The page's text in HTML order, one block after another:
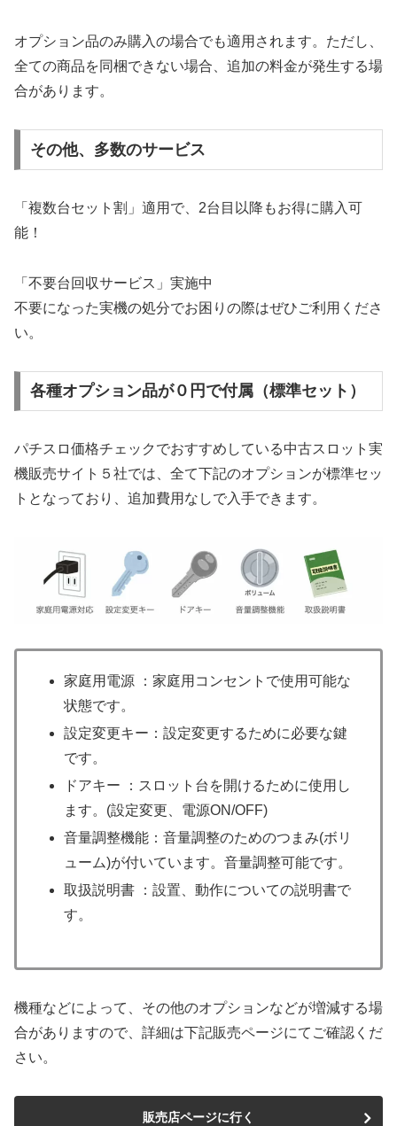
オプション品のみ購入の場合でも適用されます。ただし、
全ての商品を同梱できない場合、追加の料金が発生する場
合があります。
その他、多数のサービス
「複数台セット割」適用で、2台目以降もお得に購入可
能！
「不要台回収サービス」実施中
不要になった実機の処分でお困りの際はぜひご利用くださ
い。
各種オプション品が０円で付属（標準セット）
パチスロ価格チェックでおすすめしている中古スロット実
機販売サイト５社では、全て下記のオプションが標準セッ
トとなっており、追加費用なしで入手できます。
家庭用電源 ：家庭用コンセントで使用可能な
状態です。
設定変更キー：設定変更するために必要な鍵
です。
ドアキー ：スロット台を開けるために使用し
ます。(設定変更、電源ON/OFF)
音量調整機能：音量調整のためのつまみ(ボリ
ューム)が付いています。音量調整可能です。
取扱説明書 ：設置、動作についての説明書で
す。
機種などによって、その他のオプションなどが増減する場
合がありますので、詳細は下記販売ページにてご確認くだ
さい。
販売店ページに行く